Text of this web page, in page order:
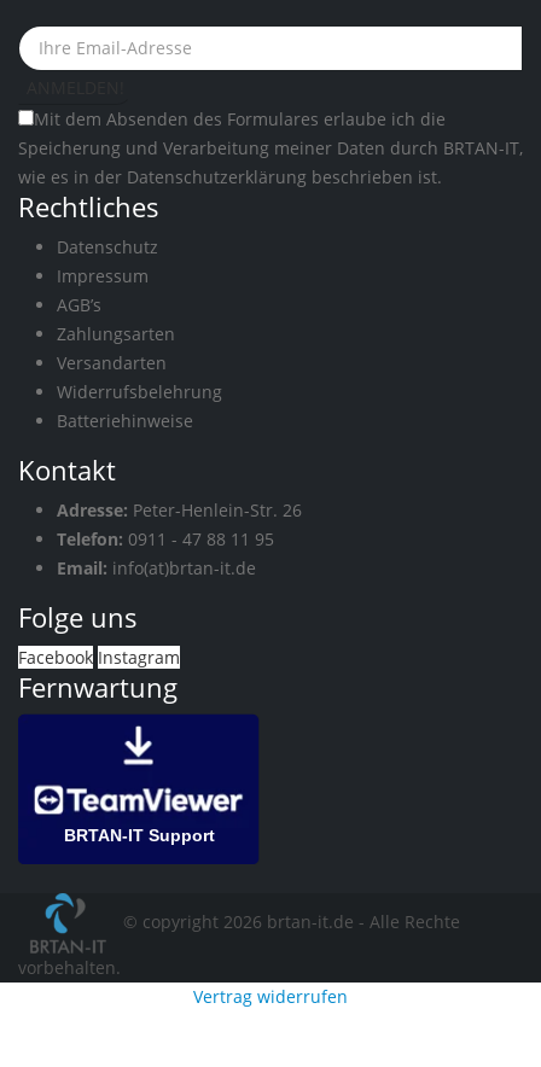
Mit dem Absenden des Formulares erlaube ich die
Speicherung und Verarbeitung meiner Daten durch BRTAN-IT,
wie es in der Datenschutzerklärung beschrieben ist.
Rechtliches
Datenschutz
Impressum
AGB’s
Zahlungsarten
Versandarten
Widerrufsbelehrung
Batteriehinweise
Kontakt
Adresse: Peter-Henlein-Str. 26
Telefon: 0911 - 47 88 11 95
Email: info(at)brtan-it.de
Folge uns
Facebook Instagram
Fernwartung
BRTAN-IT Support
© copyright 2026 brtan-it.de - Alle Rechte
vorbehalten.
Vertrag widerrufen